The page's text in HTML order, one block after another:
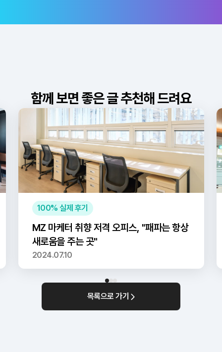
함께 보면 좋은 글 추천해 드려요
100% 실제 후기
MZ 마케터 취향 저격 오피스, "패파는 항상
새로움을 주는 곳"
2024.07.10
목록으로 가기